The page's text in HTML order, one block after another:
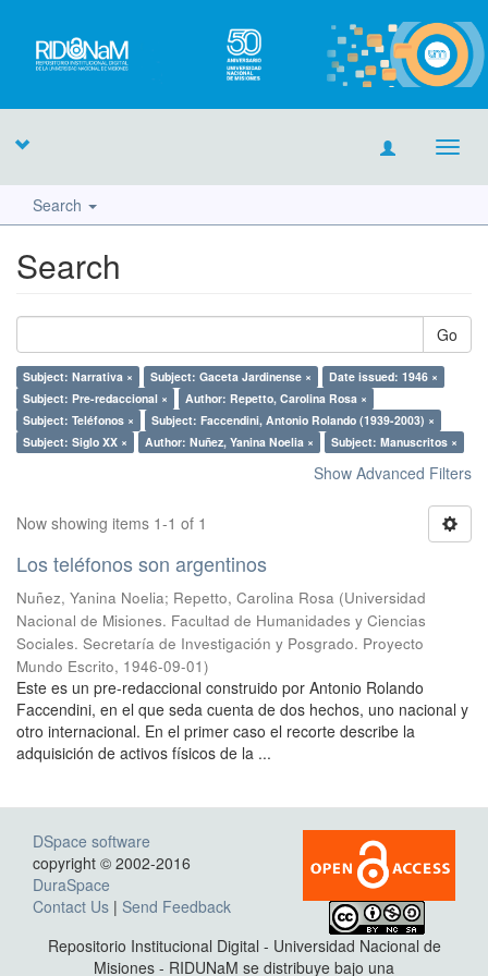
Search
Search
Go
Subject: Narrativa × Subject: Gaceta Jardinense ×
Date issued: 1946 ×
Subject: Pre-redaccional ×
Author: Repetto, Carolina Rosa ×
Subject: Teléfonos ×
Subject: Faccendini, Antonio Rolando (1939-2003) ×
Subject: Siglo XX ×
Author: Nuñez, Yanina Noelia × Subject: Manuscritos ×
Show Advanced Filters
Now showing items 1-1 of 1
Los teléfonos son argentinos
Nuñez, Yanina Noelia; Repetto, Carolina Rosa (Universidad
Nacional de Misiones. Facultad de Humanidades y Ciencias
Sociales. Secretaría de Investigación y Posgrado. Proyecto
Mundo Escrito, 1946-09-01)
Este es un pre-redaccional construido por Antonio Rolando
Faccendini, en el que seda cuenta de dos hechos, uno nacional y
otro internacional. En el primer caso el recorte describe la
adquisición de activos físicos de la ...
DSpace software
copyright © 2002-2016
DuraSpace
Contact Us | Send Feedback
Repositorio Institucional Digital - Universidad Nacional de
Misiones - RIDUNaM se distribuye bajo una